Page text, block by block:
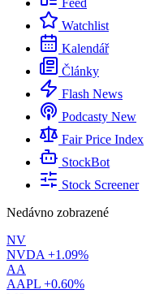
Feed
Watchlist
Kalendář
Články
Flash News
Podcasty New
Fair Price Index
StockBot
Stock Screener
Nedávno zobrazené
NV
NVDA +1.09%
AA
AAPL +0.60%